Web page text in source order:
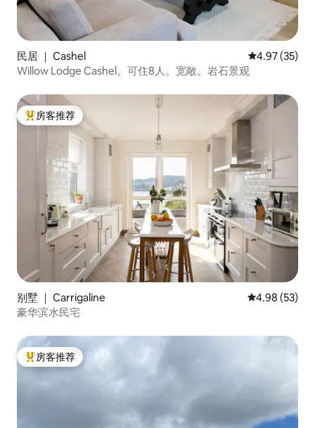
民居 ｜ Cashel 平均评分
4.97 (35)
Willow Lodge Cashel。可住8人。宽敞。岩石景观
热门「房客推荐」
房客推荐
别墅 ｜ Carrigaline 平均评分
4.98 (53)
豪华滨水民宅
热门「房客推荐」
房客推荐